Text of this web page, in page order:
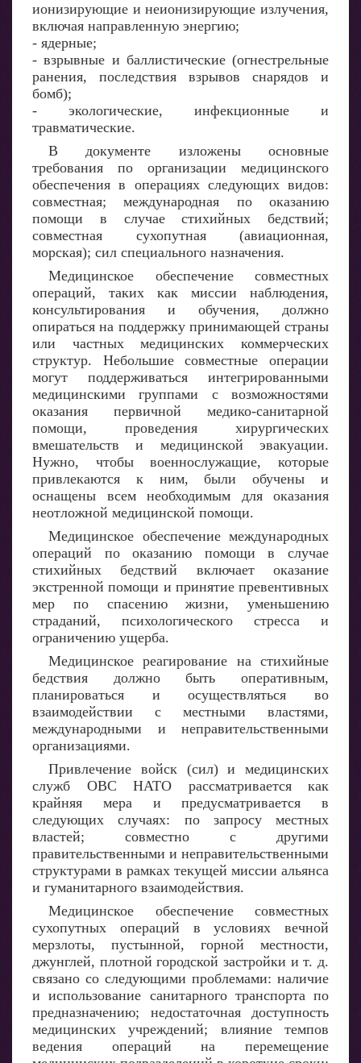
ионизирующие и неионизирующие излучения,
включая направленную энергию;
- ядерные;
- взрывные и баллистические (огнестрельные
ранения, последствия взрывов снарядов и
бомб);
- экологические, инфекционные и
травматические.
В документе изложены основные
требования по организации медицинского
обеспечения в операциях следующих видов:
совместная; международная по оказанию
помощи в случае стихийных бедствий;
совместная сухопутная (авиационная,
морская); сил специального назначения.
Медицинское обеспечение совместных
операций, таких как миссии наблюдения,
консультирования и обучения, должно
опираться на поддержку принимающей страны
или частных медицинских коммерческих
структур. Небольшие совместные операции
могут поддерживаться интегрированными
медицинскими группами с возможностями
оказания первичной медико-санитарной
помощи, проведения хирургических
вмешательств и медицинской эвакуации.
Нужно, чтобы военнослужащие, которые
привлекаются к ним, были обучены и
оснащены всем необходимым для оказания
неотложной медицинской помощи.
Медицинское обеспечение международных
операций по оказанию помощи в случае
стихийных бедствий включает оказание
экстренной помощи и принятие превентивных
мер по спасению жизни, уменьшению
страданий, психологического стресса и
ограничению ущерба.
Медицинское реагирование на стихийные
бедствия должно быть оперативным,
планироваться и осуществляться во
взаимодействии с местными властями,
международными и неправительственными
организациями.
Привлечение войск (сил) и медицинских
служб ОВС НАТО рассматривается как
крайняя мера и предусматривается в
следующих случаях: по запросу местных
властей; совместно с другими
правительственными и неправительственными
структурами в рамках текущей миссии альянса
и гуманитарного взаимодействия.
Медицинское обеспечение совместных
сухопутных операций в условиях вечной
мерзлоты, пустынной, горной местности,
джунглей, плотной городской застройки и т. д.
связано со следующими проблемами: наличие
и использование санитарного транспорта по
предназначению; недостаточная доступность
медицинских учреждений; влияние темпов
ведения операций на перемещение